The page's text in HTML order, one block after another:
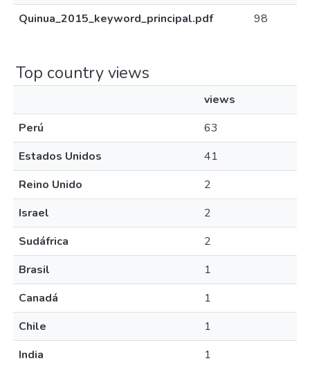
Quinua_2015_keyword_principal.pdf
98
Top country views
views
Perú
63
Estados Unidos
41
Reino Unido
2
Israel
2
Sudáfrica
2
Brasil
1
Canadá
1
Chile
1
India
1